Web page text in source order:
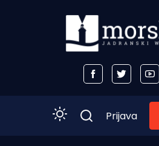
Prijava